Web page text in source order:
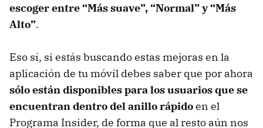
escoger entre “Más suave”, “Normal” y “Más
Alto”.
Eso sí, si estás buscando estas mejoras en la
aplicación de tu móvil debes saber que por ahora
sólo están disponibles para los usuarios que se
encuentran dentro del anillo rápidoen el
Programa Insider, de forma que al resto aún nos